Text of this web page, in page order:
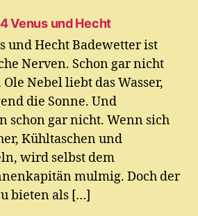
Venus und Hecht
und Hecht Badewetter ist
Nerven. Schon gar nicht
Ole Nebel liebt das Wasser,
die Sonne. Und
schon gar nicht. Wenn sich
Kühltaschen und
wird selbst dem
mulmig. Doch der
bieten als […]